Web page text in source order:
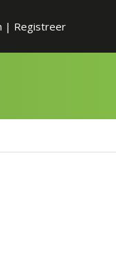
| Registreer